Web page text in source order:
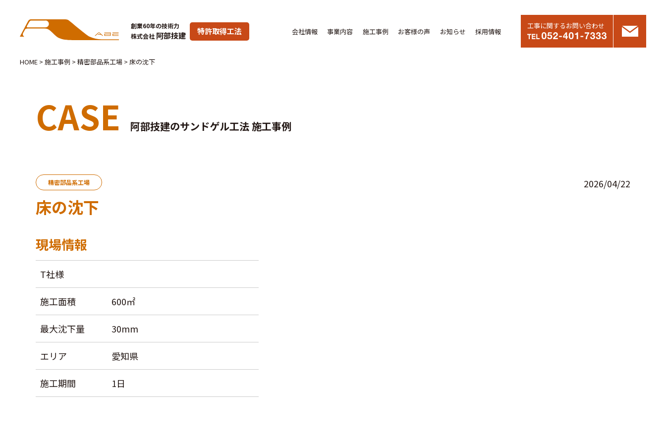
創業60年の技術力
株式会社 阿部技建 特許取得工法 会社情報 事業内容 施工事例 お客様の声 お知らせ 採用情報
工事に関するお問い合わせ
HOME > 施工事例 > 精密部品系工場 > 床の沈下
CASE 阿部技建のサンドゲル工法 施工事例
精密部品系工場 2026/04/22
床の沈下
現場情報
T社様
施工面積 600㎡
最大沈下量 30mm
エリア 愛知県
施工期間 1日